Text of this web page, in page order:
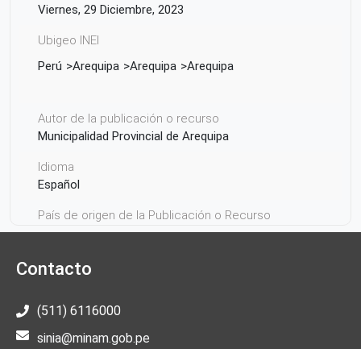
Viernes, 29 Diciembre, 2023
Ubigeo INEI
Perú
Arequipa Arequipa Arequipa
Autor de la publicación o recurso
Municipalidad Provincial de Arequipa
Idioma
Español
País de origen de la Publicación o Recurso
Perú
Contacto
(511) 6116000
sinia@minam.gob.pe